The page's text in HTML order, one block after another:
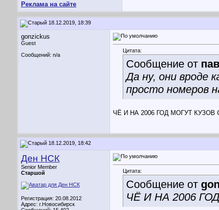
Реклама на сайте
18.12.2019, 18:39
gonzickus
Guest
Сообщений: n/a
Цитата:
Сообщение от
Да ну, они вроде
просто номеров
ЧЁ И НА 2006 ГОД МОГУТ КУЗОВ
18.12.2019, 18:42
Ден НСК
Senior Member
Старшой
Регистрация: 20.08.2012
Адрес: г.Новосибирск
Цитата:
Сообщение от
ЧЁ И НА 2006